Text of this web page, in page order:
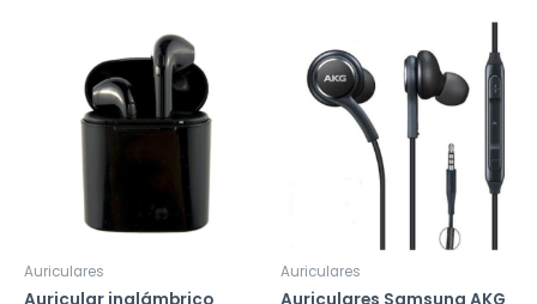
Auriculares Auriculares